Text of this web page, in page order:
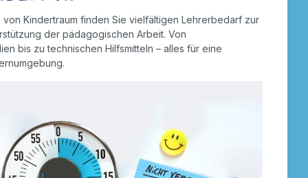
Dreiräder
Wagen
Roller
Roller
Anhänger
Gokarts
von Kindertraum finden Sie vielfältigen Lehrerbedarf zur
der pädagogischen Arbeit. Von
bis zu technischen Hilfsmitteln – alles für eine